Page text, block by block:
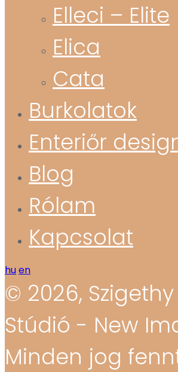
Elleci – Elite
Elica
Cata
Burkolatok
Enteriőr
Blog
Rólam
Kapcsolat
huen
© 2026,
Stúdió - New
Minden jog